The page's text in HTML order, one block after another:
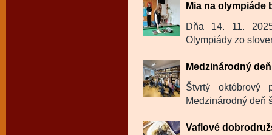
Mia na olympiáde
Dňa 14. 11.
Olympiády zo
Medzinárodný
Štvrtý októbrový
Medzinárodný deň
Vaflové